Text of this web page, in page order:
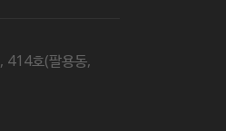
414호(팔용동,